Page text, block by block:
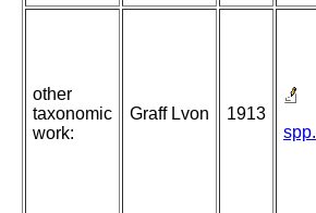
other
taxonomic
work:
Graff Lvon
1913
spp.